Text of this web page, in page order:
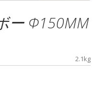
ー Φ150MM
2.1kg